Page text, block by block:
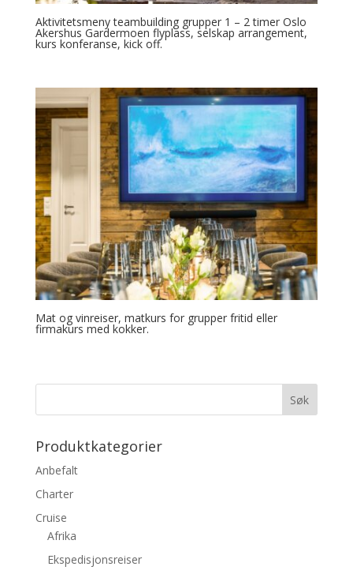
Aktivitetsmeny teambuilding grupper 1 – 2 timer Oslo
Akershus Gardermoen flyplass, selskap arrangement,
kurs konferanse, kick off.
Mat og vinreiser, matkurs for grupper fritid eller
firmakurs med kokker.
Produktkategorier
Anbefalt
Charter
Cruise
Afrika
Ekspedisjonsreiser